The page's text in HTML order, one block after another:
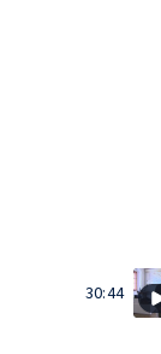
30:44